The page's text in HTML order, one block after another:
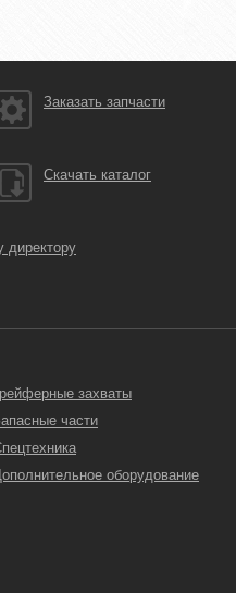
Заказать запчасти
Скачать каталог
директору
захваты
части
оборудование